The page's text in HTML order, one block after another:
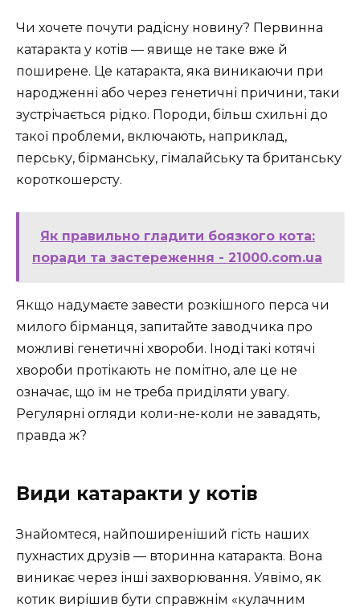
Чи хочете почути радісну новину? Первинна
катаракта у котів — явище не таке вже й
поширене. Це катаракта, яка виникаючи при
народженні або через генетичні причини, таки
зустрічається рідко. Породи, більш схильні до
такої проблеми, включають, наприклад,
перську, бірманську, гімалайську та британську
короткошерсту.
Як правильно гладити боязкого кота:
поради та застереження - 21000.com.ua
Якщо надумаєте завести розкішного перса чи
милого бірманця, запитайте заводчика про
можливі генетичні хвороби. Іноді такі котячі
хвороби протікають не помітно, але це не
означає, що їм не треба приділяти увагу.
Регулярні огляди коли-не-коли не завадять,
правда ж?
Види катаракти у котів
Знайомтеся, найпоширеніший гість наших
пухнастих друзів — вторинна катаракта. Вона
виникає через інші захворювання. Уявімо, як
котик вирішив бути справжнім «кулачним